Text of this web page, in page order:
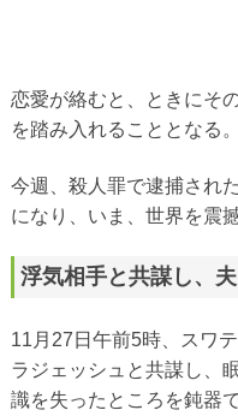
恋愛が絡むと、ときにそ
を踏み入れることとなる。
今週、殺人罪で逮捕され
になり、いま、世界を震
浮気相手と共謀し、
11月27日午前5時、スワ
ラジェッシュと共謀し、
識を失ったところを鈍器